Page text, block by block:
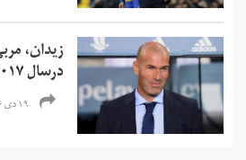
زیدان،
درسال ۲۰۱۷ شد
۱۹ دی ۱۳۹۶